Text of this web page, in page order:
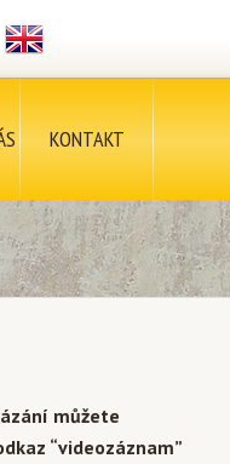
KONTAKT
můžete
“videozáznam”